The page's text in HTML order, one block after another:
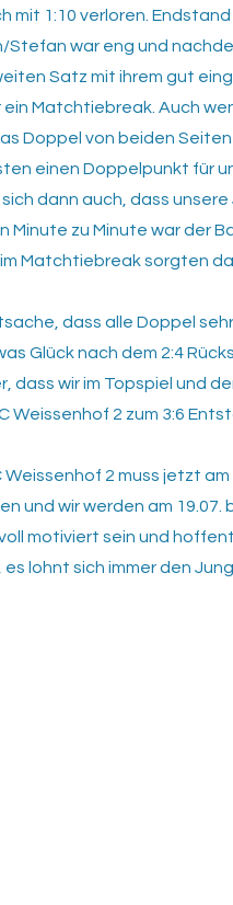
mit 1:10 verloren. Endstand
war eng und
Satz mit ihrem gut
ein Matchtiebreak. Auch
Doppel von beiden
einen Doppelpunkt für
dann auch, dass
Minute zu Minute war der
Matchtiebreak sorgten
dass alle Doppel
Glück nach dem 2:4
dass wir im Topspiel und
Weissenhof 2 zum 3:6
Weissenhof 2 muss jetzt
und wir werden am 19.07.
motiviert sein und
es lohnt sich immer den